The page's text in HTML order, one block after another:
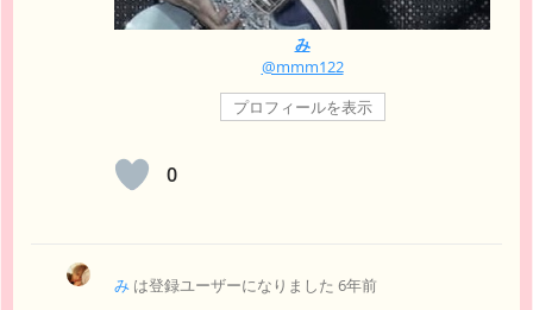
み
@mmm122
プロフィールを表示
0
み は登録ユーザーになりました 6年前